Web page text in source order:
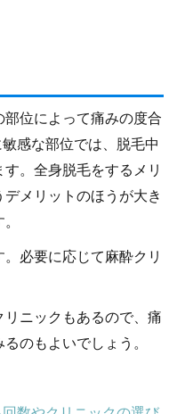
位によって痛みの度合
感な部位では、脱毛中
。全身脱毛をするメリ
メリットのほうが大き
必要に応じて麻酔クリ
ニックもあるので、痛
のもよいでしょう。